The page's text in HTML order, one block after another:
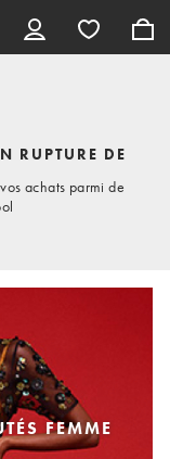
RUPTURE DE
achats parmi de
FEMME